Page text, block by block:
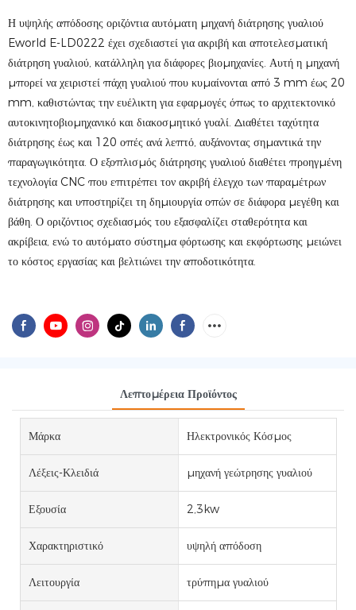
Η υψηλής απόδοσης οριζόντια αυτόματη μηχανή διάτρησης γυαλιού
Eworld E-LD0222 έχει σχεδιαστεί για ακριβή και αποτελεσματική
διάτρηση γυαλιού, κατάλληλη για διάφορες βιομηχανίες. Αυτή η μηχανή
μπορεί να χειριστεί πάχη γυαλιού που κυμαίνονται από 3 mm έως 20
mm, καθιστώντας την ευέλικτη για εφαρμογές όπως το αρχιτεκτονικό
αυτοκινητοβιομηχανικό και διακοσμητικό γυαλί. Διαθέτει ταχύτητα
διάτρησης έως και 120 οπές ανά λεπτό, αυξάνοντας σημαντικά την
παραγωγικότητα. Ο εξοπλισμός διάτρησης γυαλιού διαθέτει προηγμένη
τεχνολογία CNC που επιτρέπει τον ακριβή έλεγχο των παραμέτρων
διάτρησης και υποστηρίζει τη δημιουργία οπών σε διάφορα μεγέθη και
βάθη. Ο οριζόντιος σχεδιασμός του εξασφαλίζει σταθερότητα και
ακρίβεια, ενώ το αυτόματο σύστημα φόρτωσης και εκφόρτωσης μειώνει
το κόστος εργασίας και βελτιώνει την αποδοτικότητα.
Λεπτομέρεια Προϊόντος
Μάρκα Ηλεκτρονικός Κόσμος
Λέξεις-Κλειδιά μηχανή γεώτρησης γυαλιού
Εξουσία 2,3kw
Χαρακτηριστικό υψηλή απόδοση
Λειτουργία τρύπημα γυαλιού